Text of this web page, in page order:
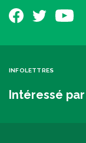
INFOLETTRES
Intéressé